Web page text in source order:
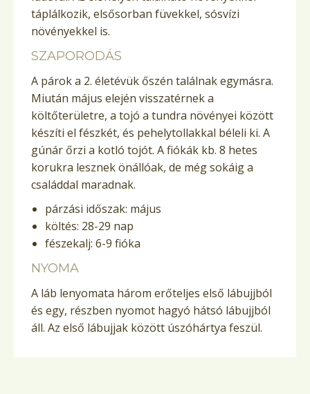
táplálkozik, elsősorban füvekkel, sósvízi
növényekkel is.
SZAPORODÁS
A párok a 2. életévük őszén találnak egymásra.
Miután május elején visszatérnek a
költőterületre, a tojó a tundra növényei között
készíti el fészkét, és pehelytollakkal béleli ki. A
gúnár őrzi a kotló tojót. A fiókák kb. 8 hetes
korukra lesznek önállóak, de még sokáig a
családdal maradnak.
párzási időszak: május
költés: 28-29 nap
fészekalj: 6-9 fióka
NYOMA
A láb lenyomata három erőteljes első lábujjból
és egy, részben nyomot hagyó hátsó lábujjból
áll. Az első lábujjak között úszóhártya feszül.